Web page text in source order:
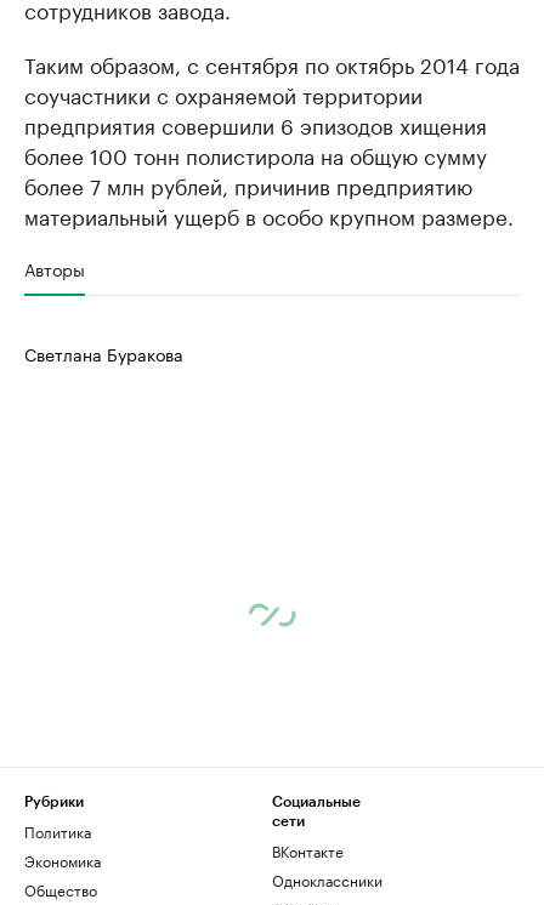
сотрудников завода.
Таким образом, с сентября по октябрь 2014 года
соучастники с охраняемой территории
предприятия совершили 6 эпизодов хищения
более 100 тонн полистирола на общую сумму
более 7 млн рублей, причинив предприятию
материальный ущерб в особо крупном размере.
Авторы
Светлана Буракова
Рубрики
Политика
Экономика
Общество
Социальные
сети
ВКонтакте
Одноклассники